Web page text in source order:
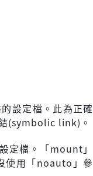
設定檔。此為正確
(symbolic link)。
定檔。「mount」
使用「noauto」參